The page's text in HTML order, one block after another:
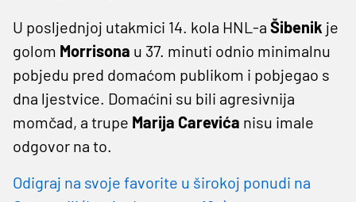
U posljednjoj utakmici 14. kola HNL-a Šibenik je
golom Morrisona u 37. minuti odnio minimalnu
pobjedu pred domaćom publikom i pobjegao s
dna ljestvice. Domaćini su bili agresivnija
momčad, a trupe Marija Carevića nisu imale
odgovor na to.
Odigraj na svoje favorite u širokoj ponudi na